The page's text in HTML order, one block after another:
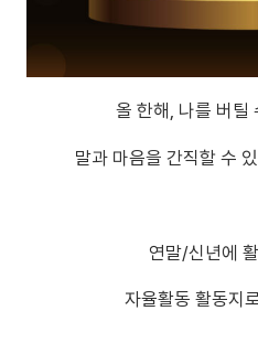
올 한해, 나를 버틸
말과 마음을 간직할 수
연말/신년에
자율활동 활동지